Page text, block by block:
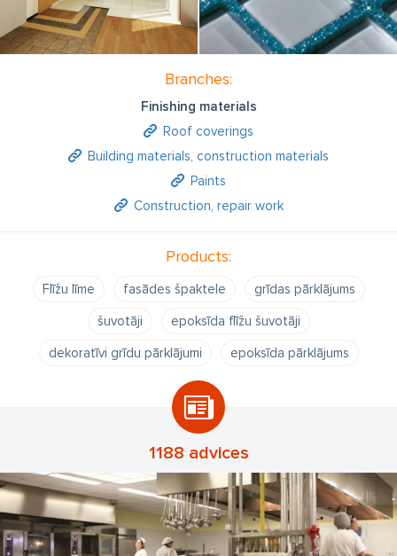
Branches:
Finishing materials
Roof coverings
Building materials, construction materials
Paints
Construction, repair work
Products:
Flīžu līme fasādes špaktele
grīdas pārklājums
šuvotāji
epoksīda flīžu šuvotāji
dekoratīvi grīdu pārklājumi
epoksīda pārklājums
1188 advices